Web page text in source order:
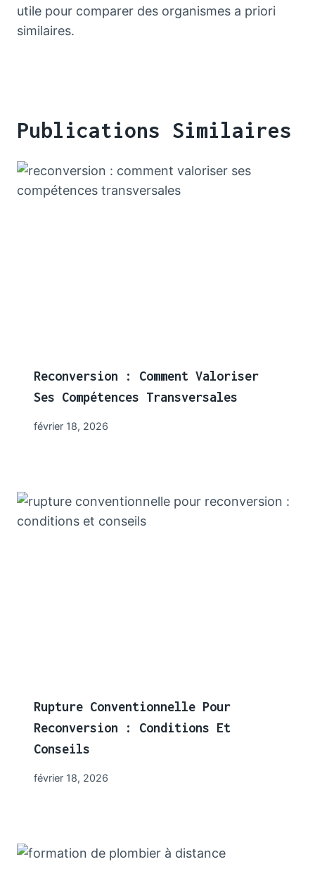
utile pour comparer des organismes a priori
similaires.
Publications Similaires
Reconversion : Comment Valoriser
Ses Compétences Transversales
février 18, 2026
Rupture Conventionnelle Pour
Reconversion : Conditions Et
Conseils
février 18, 2026